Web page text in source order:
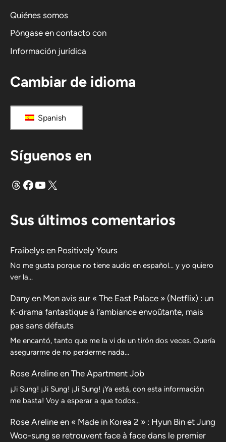
i
a
:
Quiénes somos
Póngase en contacto con
Información jurídica
Cambiar de idioma
Spanish
Síguenos en
Hilos
Facebook
YouTube
X
Sus últimos comentarios
Fraibelys en Positively Yours
No me gusta porque no tiene audio en español... y yo quiero
ver la...
Dany en Mon avis sur « The East Palace » (Netflix) : un
K-drama fantastique à l’ambiance envoûtante, mais
pas sans défauts
Me encantó, tanto que me la vi de un tirón dos veces. Quería
asegurarme de no perderme nada…
Rose Areline en The Apartment Job
¡Ji Sung! ¡Ji Sung! ¡Ji Sung! ¡Ya está, con esta información
me basta! Voy a esperar a que todos…
Rose Areline en « Made in Korea 2 » : Hyun Bin et Jung
Woo-sung se retrouvent face à face dans le premier